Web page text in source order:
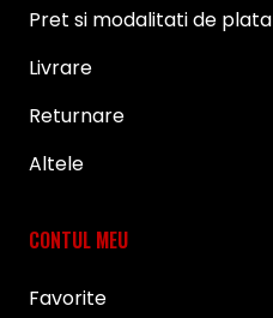
Pret si modalitati de plata
Livrare
Returnare
Altele
CONTUL MEU
Favorite